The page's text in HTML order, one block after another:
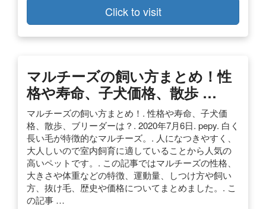
Click to visit
マルチーズの飼い方まとめ！性
格や寿命、子犬価格、散歩 …
マルチーズの飼い方まとめ！. 性格や寿命、子犬価
格、散歩、ブリーダーは？. 2020年7月6日. pepy. 白く
長い毛が特徴的なマルチーズ。. 人になつきやすく、
大人しいので室内飼育に適していることから人気の
高いペットです。. この記事ではマルチーズの性格、
大きさや体重などの特徴、運動量、しつけ方や飼い
方、抜け毛、歴史や価格についてまとめました。. こ
の記事 …